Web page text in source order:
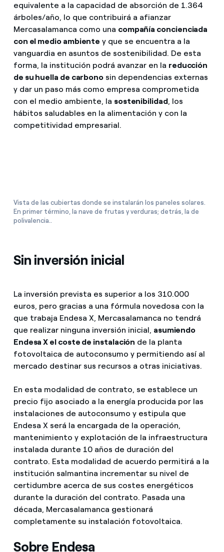
equivalente a la capacidad de absorción de 1.364
árboles/año, lo que contribuirá a afianzar
Mercasalamanca como una compañía concienciada
con el medio ambiente y que se encuentra a la
vanguardia en asuntos de sostenibilidad. De esta
forma, la institución podrá avanzar en la reducción
de su huella de carbono sin dependencias externas
y dar un paso más como empresa comprometida
con el medio ambiente, la sostenibilidad, los
hábitos saludables en la alimentación y con la
competitividad empresarial.
Vista de las cubiertas donde se instalarán los paneles solares.
En primer término, la nave de frutas y verduras; detrás, la de
polivalencia..
Sin inversión inicial
La inversión prevista es superior a los 310.000
euros, pero gracias a una fórmula novedosa con la
que trabaja Endesa X, Mercasalamanca no tendrá
que realizar ninguna inversión inicial, asumiendo
Endesa X el coste de instalación de la planta
fotovoltaica de autoconsumo y permitiendo así al
mercado destinar sus recursos a otras iniciativas.
En esta modalidad de contrato, se establece un
precio fijo asociado a la energía producida por las
instalaciones de autoconsumo y estipula que
Endesa X será la encargada de la operación,
mantenimiento y explotación de la infraestructura
instalada durante 10 años de duración del
contrato. Esta modalidad de acuerdo permitirá a la
institución salmantina incrementar su nivel de
certidumbre acerca de sus costes energéticos
durante la duración del contrato. Pasada una
década, Mercasalamanca gestionará
completamente su instalación fotovoltaica.
Sobre Endesa